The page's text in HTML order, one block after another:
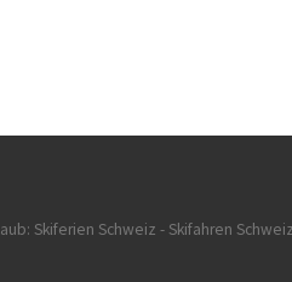
Skiferien Schweiz - Skifahren Schweiz